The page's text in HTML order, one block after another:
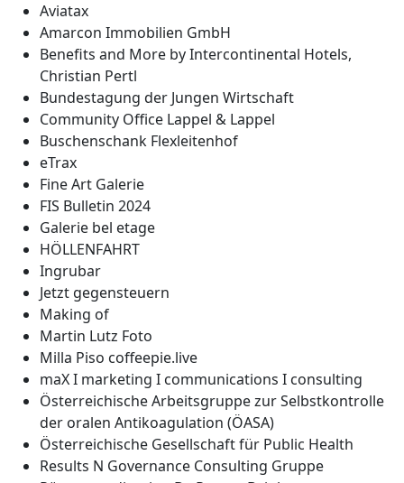
Aviatax
Amarcon Immobilien GmbH
Benefits and More by Intercontinental Hotels,
Christian Pertl
Bundestagung der Jungen Wirtschaft
Community Office Lappel & Lappel
Buschenschank Flexleitenhof
eTrax
Fine Art Galerie
FIS Bulletin 2024
Galerie bel etage
HÖLLENFAHRT
Ingrubar
Jetzt gegensteuern
Making of
Martin Lutz Foto
Milla Piso coffeepie.live
maX I marketing I communications I consulting
Österreichische Arbeitsgruppe zur Selbstkontrolle
der oralen Antikoagulation (ÖASA)
Österreichische Gesellschaft für Public Health
Results N Governance Consulting Gruppe